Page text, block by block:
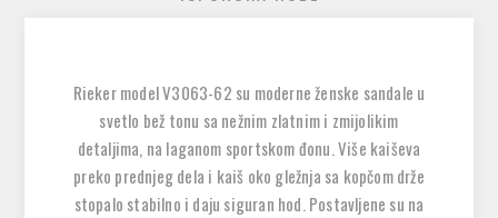
Rieker model V3063-62 su moderne ženske sandale u
svetlo bež tonu sa nežnim zlatnim i zmijolikim
detaljima, na laganom sportskom đonu. Više kaiševa
preko prednjeg dela i kaiš oko gležnja sa kopčom drže
stopalo stabilno i daju siguran hod. Postavljene su na